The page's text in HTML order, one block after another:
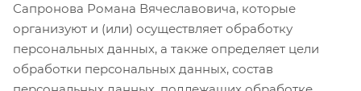
Сапронова Романа Вячеславовича, которые
организуют и (или) осуществляет обработку
персональных данных, а также определяет цели
обработки персональных данных, состав